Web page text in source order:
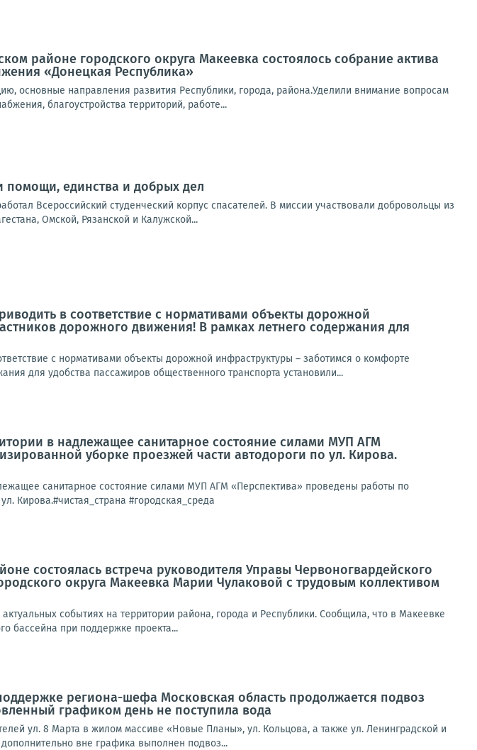
районе городского округа Макеевка состоялось собрание актива
«Донецкая Республика»
основные направления развития Республики, города, района.Уделили внимание вопросам
благоустройства территорий, работе...
помощи, единства и добрых дел
Всероссийский студенческий корпус спасателей. В миссии участвовали добровольцы из
Омской, Рязанской и Калужской...
в соответствие с нормативами объекты дорожной
дорожного движения! В рамках летнего содержания для
с нормативами объекты дорожной инфраструктуры – заботимся о комфорте
для удобства пассажиров общественного транспорта установили...
в надлежащее санитарное состояние силами МУП АГМ
уборке проезжей части автодороги по ул. Кирова.
санитарное состояние силами МУП АГМ «Перспектива» проведены работы по
Кирова.#чистая_страна #городская_среда
состоялась встреча руководителя Управы Червоногвардейского
округа Макеевка Марии Чулаковой с трудовым коллективом
событиях на территории района, города и Республики. Сообщила, что в Макеевке
бассейна при поддержке проекта...
региона-шефа Московская область продолжается подвоз
графиком день не поступила вода
ул. 8 Марта в жилом массиве «Новые Планы», ул. Кольцова, а также ул. Ленинградской и
вне графика выполнен подвоз...